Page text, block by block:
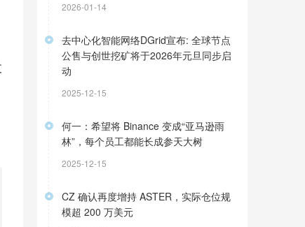
2026-01-14
去中心化智能网络DGrid宣布: 全球节点
公售与创世挖矿将于2026年元旦同步启
动
2025-12-15
何一：希望将 Binance 变成“亚马逊雨
林”，每个员工都能长成参天大树
2025-12-15
CZ 确认再度增持 ASTER，实际仓位规
模超 200 万美元